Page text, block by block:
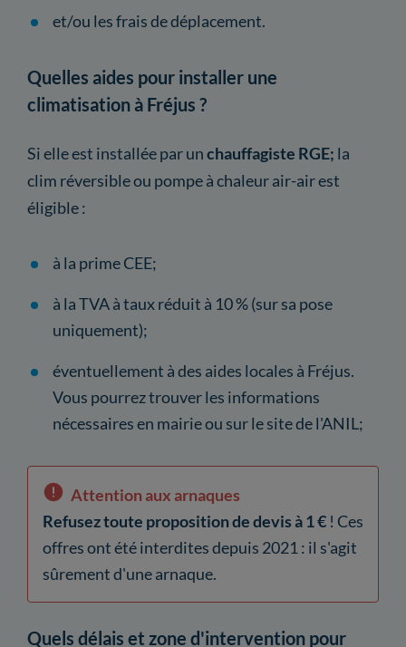
et/ou les frais de déplacement.
Quelles aides pour installer une
climatisation à Fréjus ?
Si elle est installée par unchauffagiste RGE; la
clim réversible ou pompe à chaleur air-air est
éligible :
à la prime CEE;
à la TVA à taux réduit à 10 % (sur sa pose
uniquement);
éventuellement à des aides locales à Fréjus.
Vous pourrez trouver les informations
nécessaires en mairie ou sur le site de l'ANIL;
Attention aux arnaques
Refusez toute proposition de devis à 1 € ! Ces
offres ont été interdites depuis 2021 : il s'agit
sûrement d'une arnaque.
Quels délais et zone d'intervention pour